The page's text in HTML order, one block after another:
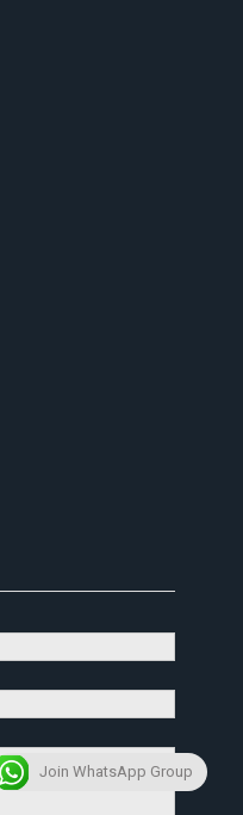
Join WhatsApp Group